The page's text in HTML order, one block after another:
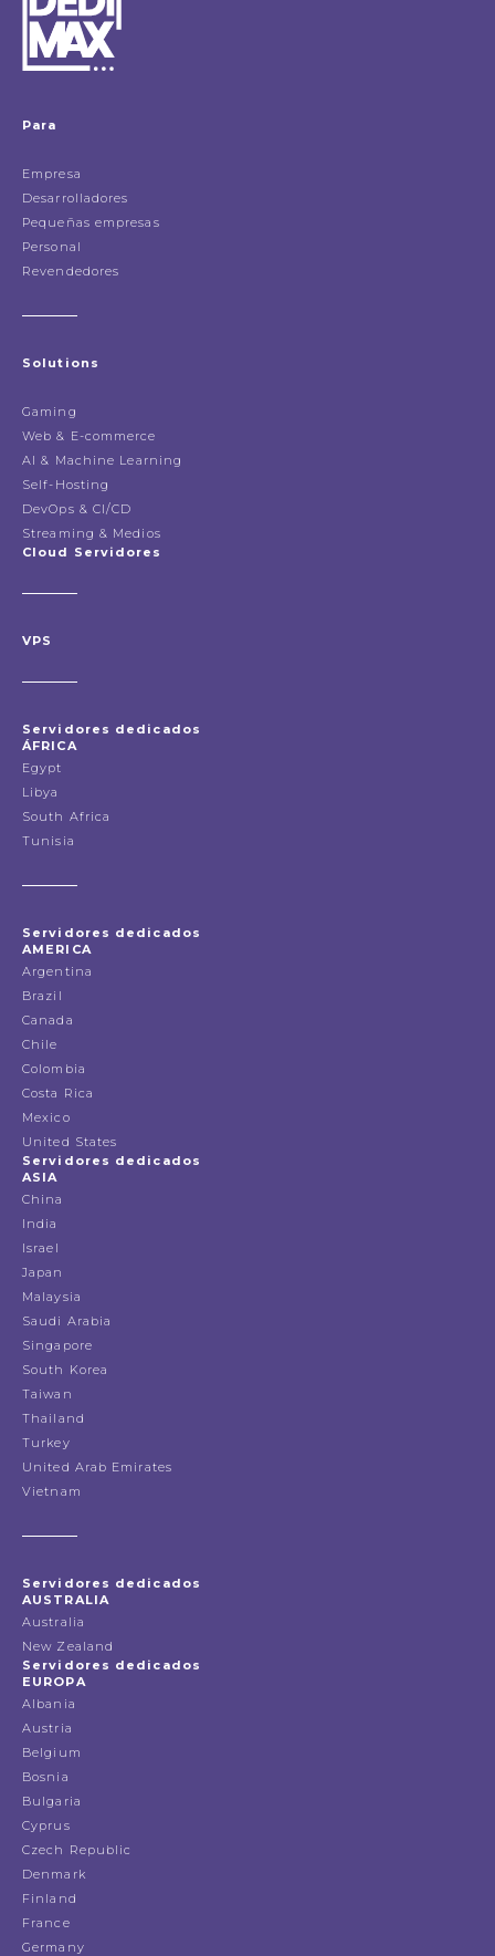
Para
Empresa
Desarrolladores
Pequeñas empresas
Personal
Revendedores
Solutions
Gaming
Web & E-commerce
AI & Machine Learning
Self-Hosting
DevOps & CI/CD
Streaming & Medios
Cloud Servidores
VPS
Servidores dedicados
ÁFRICA
Egypt
Libya
South Africa
Tunisia
Servidores dedicados
AMERICA
Argentina
Brazil
Canada
Chile
Colombia
Costa Rica
Mexico
United States
Servidores dedicados
ASIA
China
India
Israel
Japan
Malaysia
Saudi Arabia
Singapore
South Korea
Taiwan
Thailand
Turkey
United Arab Emirates
Vietnam
Servidores dedicados
AUSTRALIA
Australia
New Zealand
Servidores dedicados
EUROPA
Albania
Austria
Belgium
Bosnia
Bulgaria
Cyprus
Czech Republic
Denmark
Finland
France
Germany